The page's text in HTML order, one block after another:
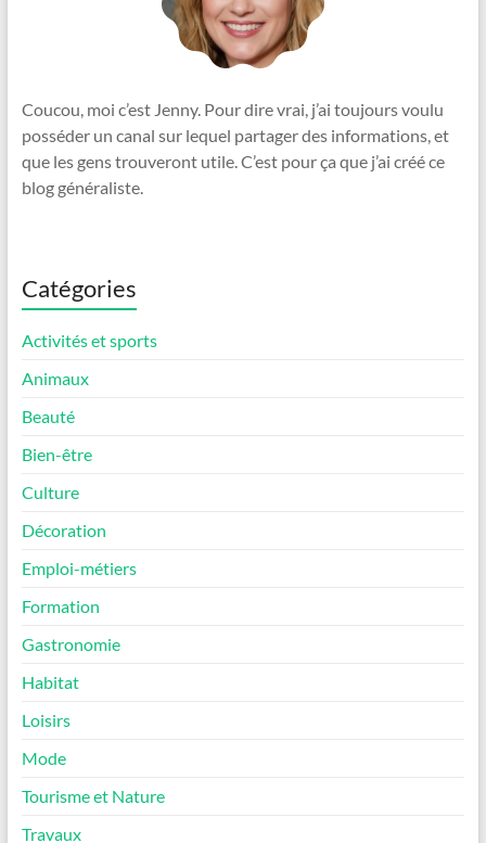
Coucou, moi c’est Jenny. Pour dire vrai, j’ai toujours voulu
posséder un canal sur lequel partager des informations, et
que les gens trouveront utile. C’est pour ça que j’ai créé ce
blog généraliste.
Catégories
Activités et sports
Animaux
Beauté
Bien-être
Culture
Décoration
Emploi-métiers
Formation
Gastronomie
Habitat
Loisirs
Mode
Tourisme et Nature
Travaux